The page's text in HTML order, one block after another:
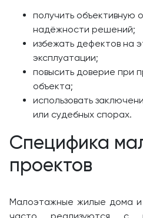
получить объективную
надёжности решений;
избежать дефектов на
эксплуатации;
повысить доверие при
объекта;
использовать
или судебных спорах.
Специфика
проектов
Малоэтажные жилые дома